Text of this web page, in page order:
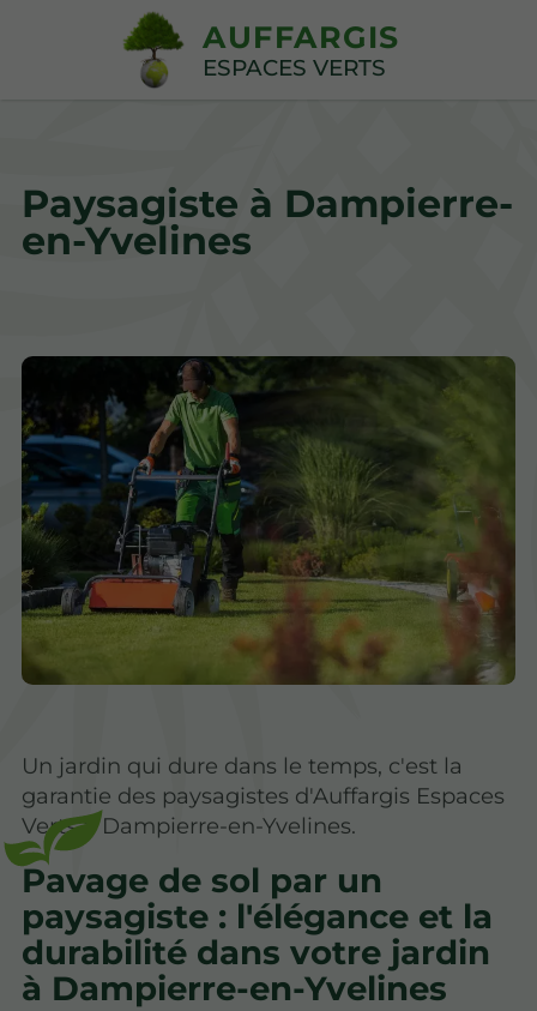
AUFFARGIS
ESPACES VERTS
Paysagiste à Dampierre-
en-Yvelines
Un jardin qui dure dans le temps, c'est la
garantie des paysagistes d'Auffargis Espaces
Verts à Dampierre-en-Yvelines.
Pavage de sol par un
paysagiste : l'élégance et la
durabilité dans votre jardin
à Dampierre-en-Yvelines